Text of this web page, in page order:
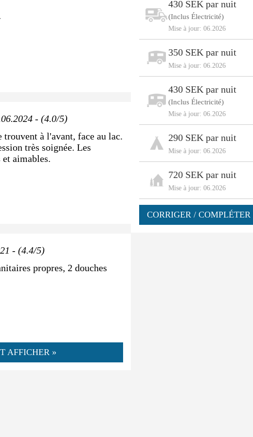
- (4.0/5)
trouvent à l'avant, face au lac.
très soignée. Les
et aimables.
- (4.4/5)
propres, 2 douches
AFFICHER »
430 SEK par nuit
(Inclus Électricité)
Mise à jour: 06.2026
350 SEK par nuit
Mise à jour: 06.2026
430 SEK par nuit
(Inclus Électricité)
Mise à jour: 06.2026
290 SEK par nuit
Mise à jour: 06.2026
720 SEK par nuit
Mise à jour: 06.2026
CORRIGER /